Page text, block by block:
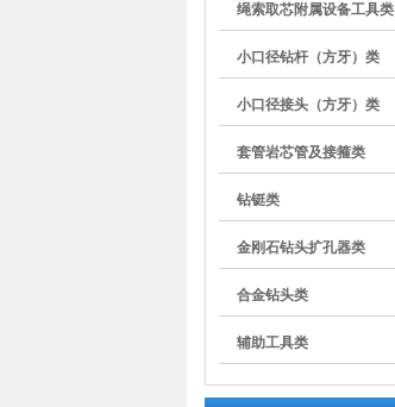
绳索取芯附属设备工具类
小口径钻杆（方牙）类
小口径接头（方牙）类
套管岩芯管及接箍类
钻铤类
金刚石钻头扩孔器类
合金钻头类
辅助工具类